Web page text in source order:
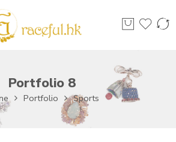
Portfolio 8
Portfolio Sports